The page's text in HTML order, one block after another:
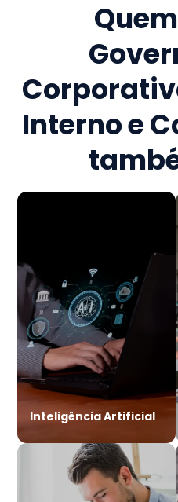
Interno e
Inteligência Artificial